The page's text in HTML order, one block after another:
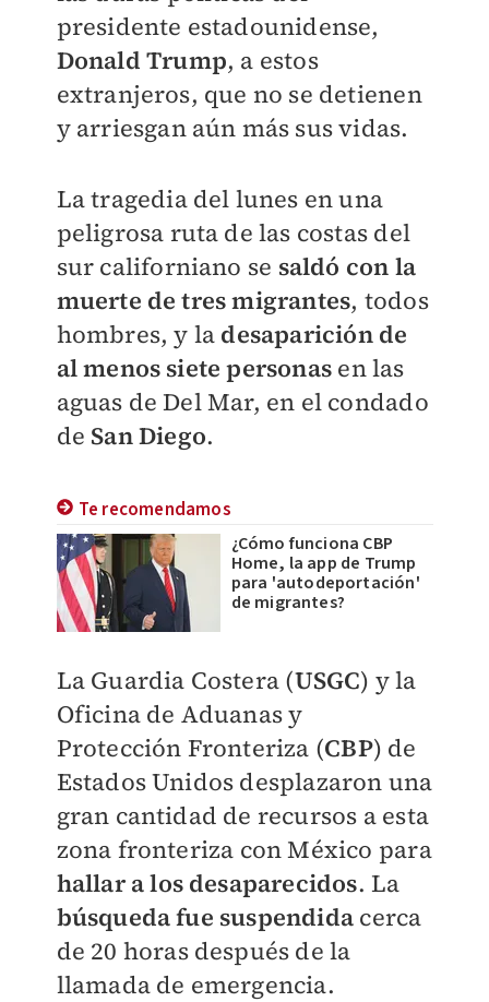
presidente estadounidense,
Donald Trump, a estos
extranjeros, que no se detienen
y arriesgan aún más sus vidas.
La tragedia del lunes en una
peligrosa ruta de las costas del
sur californiano se saldó con la
muerte de tres migrantes, todos
hombres, y la desaparición de
al menos siete personas en las
aguas de Del Mar, en el condado
de San Diego.
Te recomendamos
¿Cómo funciona CBP
Home, la app de Trump
para 'autodeportación'
de migrantes?
La Guardia Costera (USGC) y la
Oficina de Aduanas y
Protección Fronteriza (CBP) de
Estados Unidos desplazaron una
gran cantidad de recursos a esta
zona fronteriza con México para
hallar a los desaparecidos. La
búsqueda fue suspendida cerca
de 20 horas después de la
llamada de emergencia.